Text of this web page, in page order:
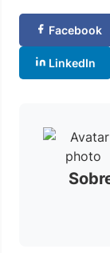
Facebook
LinkedIn